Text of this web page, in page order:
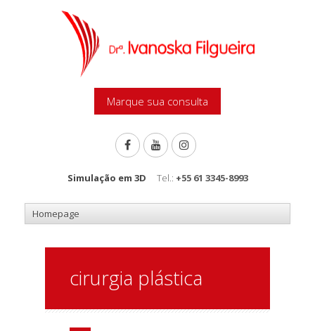
Marque sua consulta
Simulação em 3D Tel.: +55 61 3345-8993
cirurgia plástica